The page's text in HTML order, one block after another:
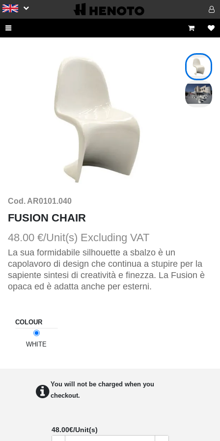
Cod. AR0101.040
FUSION CHAIR
48.00 €/Unit(s) Excluding VAT
La sua formidabile silhouette a sbalzo è un
capolavoro di design che continua a stupire per la
sapiente sintesi di creatività e finezza. La Fusion è
opaca ed è adatta anche per esterni.
COLOUR
WHITE
You will not be charged when you
checkout.
48.00€/Unit(s)